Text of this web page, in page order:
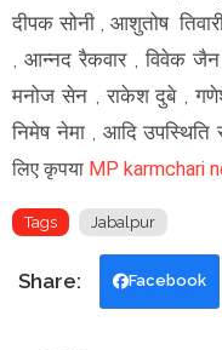
दीपक सोनी , आशुतोष
, आन्नद रैकवार , विवेक जैन
मनोज सेन , राकेश दुबे , गणेश
निमेष नेमा , आदि
लिए कृपया MP karmchari
Tags Jabalpur
Facebook